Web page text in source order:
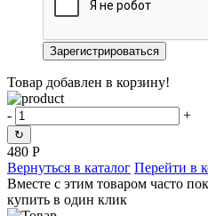
Товар добавлен в корзину!
- +
↻
480 Р
Вернуться в каталог Перейти в
Вместе с этим товаром часто
купить в один клик